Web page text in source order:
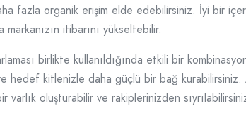
fazla organik erişim elde edebilirsiniz. İyi bir
markanızın itibarını yükseltebilir.
birlikte kullanıldığında etkili bir
hedef kitlenizle daha güçlü bir bağ
varlık oluşturabilir ve rakiplerinizden